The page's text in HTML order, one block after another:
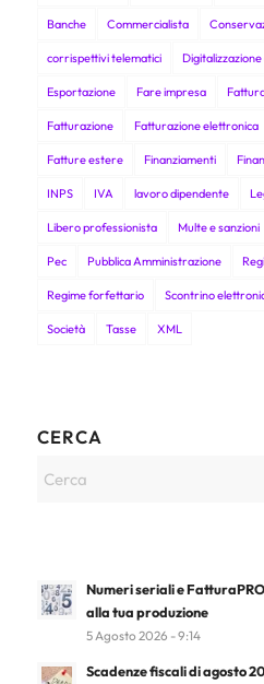
Banche Commercialista
corrispettivi telematici
Esportazione Fare impresa
Fatturazione Fatturazione elettronica
Fatture estere Finanziamenti
INPS IVA lavoro dipendente
Libero professionista Multe e sanzioni
Pec Pubblica Amministrazione
Regime forfettario Scontrino
Società Tasse XML
CERCA
Numeri seriali e
alla tua produzione
5 Agosto 2026 - 9:14
Scadenze fiscali di agosto